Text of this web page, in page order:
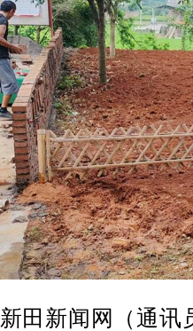
新田新闻网（通讯